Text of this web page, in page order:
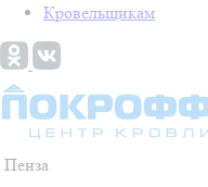
Кровельщикам
Пенза